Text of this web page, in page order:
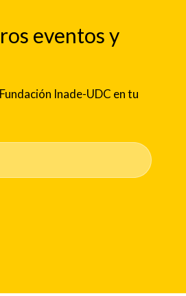
eventos y
Inade-UDC en tu